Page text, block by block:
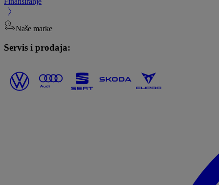
Naše marke
Servis i prodaja: